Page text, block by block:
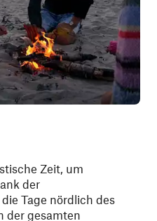
Zeit, um
der
Tage nördlich des
der gesamten